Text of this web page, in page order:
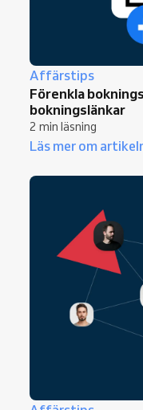
Affärstips
Förenkla
bokningslänkar
2 min läsning
Läs mer om